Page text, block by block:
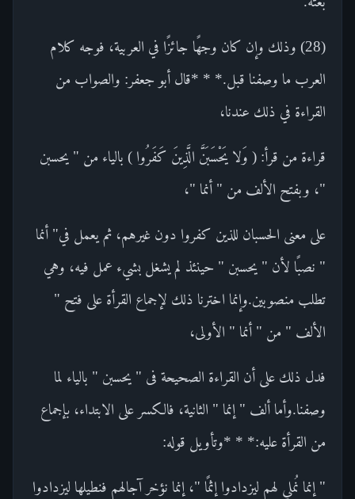
(28) وذلك وإن كان وجهًا جائزًا في العربية، فوجه كلام
العرب ما وصفنا قبل.* * *قال أبو جعفر: والصواب من
القراءة في ذلك عندنا،
قراءة من قرأ: ( وَلا يَحْسَبَنَّ الَّذِينَ كَفَرُوا ) بالياء من " يحسبن
"، وبفتح الألف من " أنما "،
على معنى الحسبان للذين كفروا دون غيرهم، ثم يعمل في" أنما
" نصبًا لأن " يحسبن " حينئذ لم يشغل بشيء عمل فيه، وهي
تطلب منصوبين.وإنما اخترنا ذلك لإجماع القرأة على فتح "
الألف " من " أنما " الأولى،
فدل ذلك على أن القراءة الصحيحة فى " يحسبن " بالياء لما
وصفنا.وأما ألف " إنما " الثانية، فالكسر على الابتداء، بإجماع
من القرأة عليه:* * *وتأويل قوله:
" إنما نُملي لهم ليزدادوا إثمًا "، إنما نؤخر آجالهم فنطيلها ليزدادوا